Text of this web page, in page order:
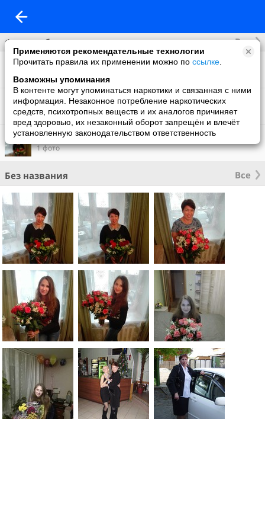
Применяются рекомендательные технологии
Прочитать правила их применении можно по ссылке
Возможны упоминания
В контенте могут упоминаться наркотики и связанная с ними
информация. Незаконное потребление наркотических
средств, психотропных веществ и их аналогов причиняет
вред здоровью, их незаконный оборот запрещён и влечёт
установленную законодательством ответственность
Фотоальбомы Все
Фото со мной
Наша дочурка!
4 фото
Фон на обложку
1 фото
Без названия Все